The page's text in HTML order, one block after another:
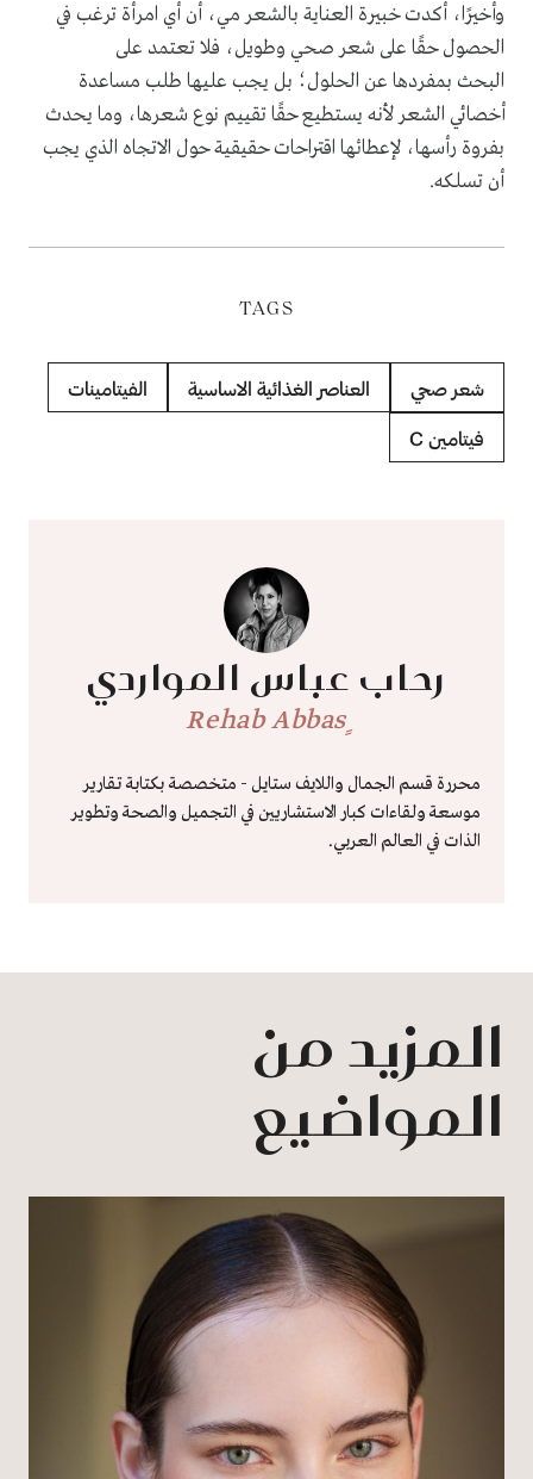
وأخيرًا، أكدت خبيرة العناية بالشعر مي، أن أي امرأة ترغب في
الحصول حقًا على شعر صحي وطويل، فلا تعتمد على
البحث بمفردها عن الحلول؛ بل يجب عليها طلب مساعدة
أخصائي الشعر لأنه يستطيع حقًا تقييم نوع شعرها، وما يحدث
بفروة رأسها، لإعطائها اقتراحات حقيقية حول الاتجاه الذي يجب
أن تسلكه.
TAGS
شعر صحي العناصر الغذائية الاساسية الفيتامينات
فيتامين C
رحاب عباس المواردي
محررة قسم الجمال واللايف ستايل - متخصصة بكتابة تقارير
موسعة ولقاءات كبار الاستشاريين في التجميل والصحة وتطوير
الذات في العالم العربي.
المزيد من
المواضيع